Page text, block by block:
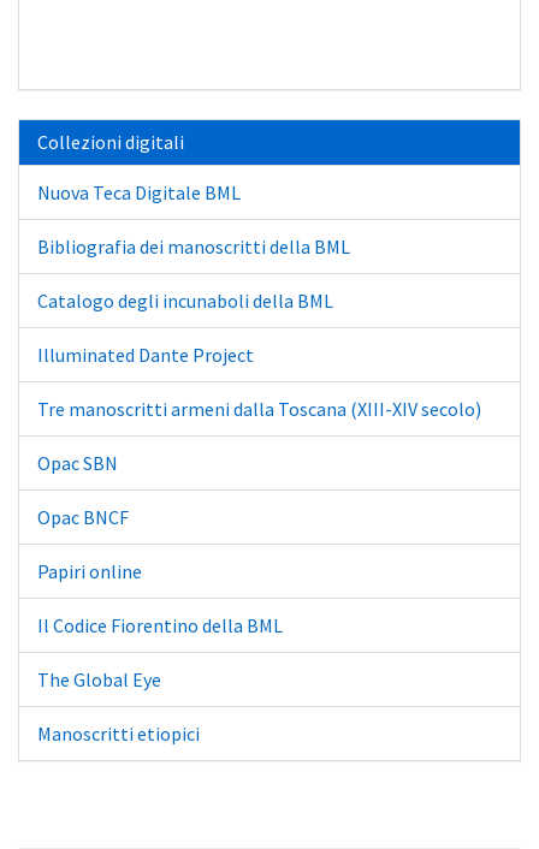
Collezioni digitali
Nuova Teca Digitale BML
Bibliografia dei manoscritti della BML
Catalogo degli incunaboli della BML
Illuminated Dante Project
Tre manoscritti armeni dalla Toscana (XIII-XIV secolo)
Opac SBN
Opac BNCF
Papiri online
Il Codice Fiorentino della BML
The Global Eye
Manoscritti etiopici